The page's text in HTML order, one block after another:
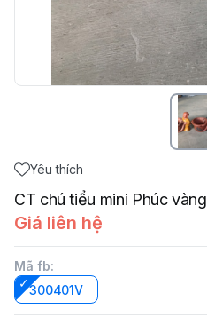
Yêu thích
CT chú tiểu mini Phúc vàng
Giá liên hệ
Mã fb:
300401V